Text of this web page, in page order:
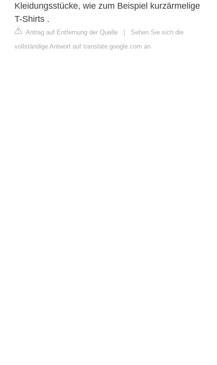
Kleidungsstücke, wie zum Beispiel kurzärmelige
T-Shirts .
Antrag auf Entfernung der Quelle | Sehen Sie sich die
vollständige Antwort auf translate.google.com an